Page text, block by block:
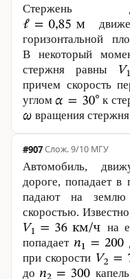
Стержень
горизонтальной
В некоторый
стержня равны
причем скорость
углом
к
вращения стержня
#907· 9/10·МГУ
Автомобиль,
дороге, попадает в
падают на землю
скоростью.
на
попадает
при скорости
до